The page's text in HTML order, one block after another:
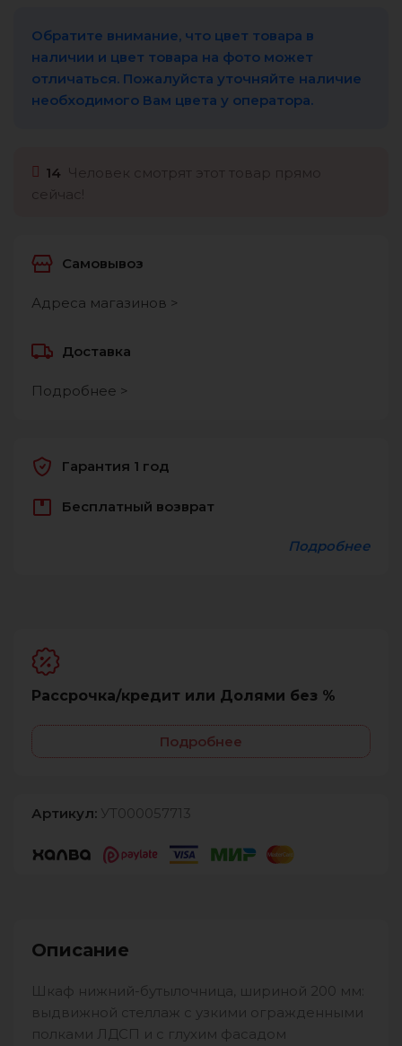
Обратите внимание, что цвет товара в
наличии и цвет товара на фото может
отличаться. Пожалуйста уточняйте наличие
необходимого Вам цвета у оператора.
14
Самовывоз
Адреса магазинов >
Доставка
Подробнее >
Гарантия 1 год
Бесплатный возврат
Подробнее
Рассрочка/кредит или Долями без %
Подробнее
Артикул: УТ000057713
Описание
Шкаф нижний-бутылочница, шириной 200 мм:
выдвижной стеллаж с узкими огражденными
полками ЛДСП и с глухим фасадом